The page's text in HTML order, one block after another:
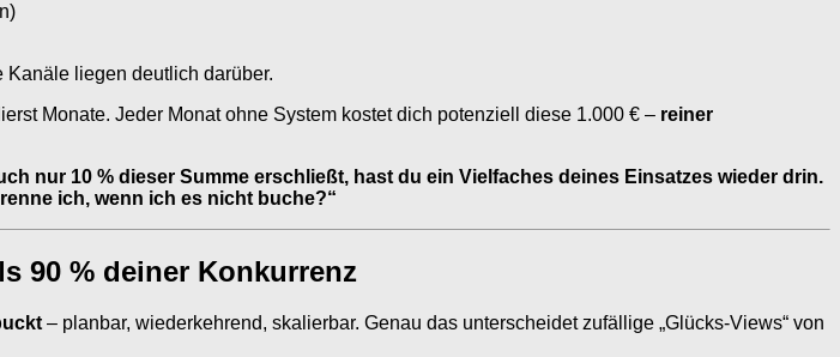
liegen deutlich darüber.
Monate. Jeder Monat ohne System kostet dich potenziell diese 1.000 € – reiner
nur 10 % dieser Summe erschließt, hast du ein Vielfaches deines Einsatzes wieder drin.
ich, wenn ich es nicht buche?“
90 % deiner Konkurrenz
– planbar, wiederkehrend, skalierbar. Genau das unterscheidet zufällige „Glücks-Views“ von